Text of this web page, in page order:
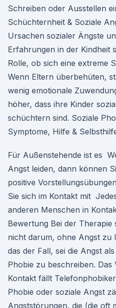
Schreiben oder Ausstellen
Schüchternheit & Soziale
Ursachen sozialer Ängste
Erfahrungen in der Kindheit
Rolle, ob sich eine extreme
Wenn Eltern überbehüten,
wenig emotionale
höher, dass ihre Kinder
schüchtern sind. Soziale
Symptome, Hilfe &
Für Außenstehende ist es
Angst leiden, dann können
positive
Sie sich im Kontakt mit
anderen Menschen in
Bewertung Bei der Therapie
nicht darum, ohne Angst zu
das der Fall, sei die Angst
Phobie zu beschreiben.
Kontakt fällt
Phobie oder soziale Angst
Angststörungen, die (die oft